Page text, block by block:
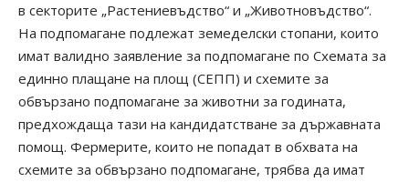
в секторите „Растениевъдство“ и „Животновъдство“.
На подпомагане подлежат земеделски стопани, които
имат валидно заявление за подпомагане по Схемата за
единно плащане на площ (СЕПП) и схемите за
обвързано подпомагане за животни за годината,
предхождаща тази на кандидатстване за държавната
помощ. Фермерите, които не попадат в обхвата на
схемите за обвързано подпомагане, трябва да имат